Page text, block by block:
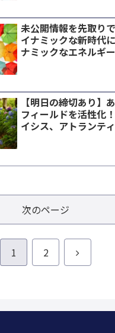
未公開情報を先取り
イナミックな新時代
ナミックなエネルギ
【明日の締切あり】
フィールドを活性化
イシス、アトランテ
次のページ
1 2
次